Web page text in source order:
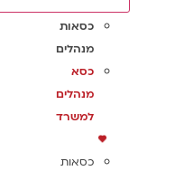
כסאות
מנהלים
כסא
מנהלים
למשרד
כסאות